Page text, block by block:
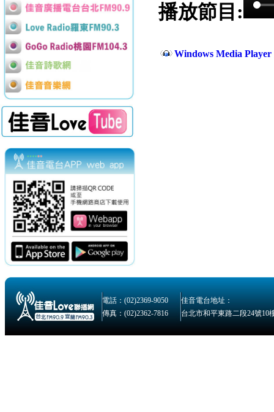
播放節目:
Windows Media
電話：(02)2369-9050
佳音電台地址：
傳真：(02)2362-7816
台北市和平東路二段24號10